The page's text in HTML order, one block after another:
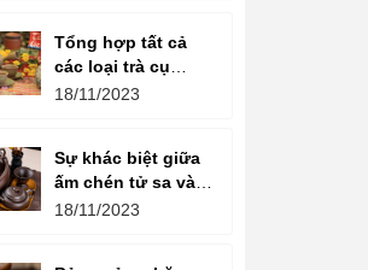
Tổng hợp tất cả
các loại trà cụ
trong nghệ thuật
18/11/2023
Sự khác biệt giữa
ấm chén tử sa và
ấm chén gốm là
18/11/2023